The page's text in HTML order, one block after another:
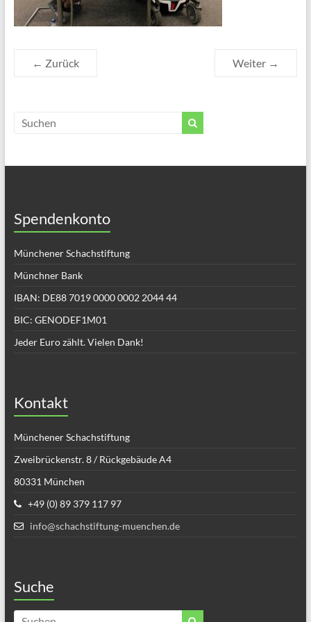
← Zurück Weiter →
Spendenkonto
Münchener Schachstiftung
Münchner Bank
IBAN: DE88 7019 0000 0002 2044 44
BIC: GENODEF1M01
Jeder Euro zählt. Vielen Dank!
Kontakt
Münchener Schachstiftung
Zweibrückenstr. 8 / Rückgebäude A4
80331 München
+49 (0) 89 379 117 97
info@schachstiftung-muenchen.de
Suche